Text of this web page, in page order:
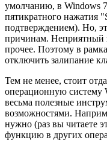
умолчанию, в Windows
пятикратного нажатия
подтверждением). Но,
причинам. Неприятный
прочее. Поэтому в
отключить залипание
Тем не менее, стоит
операционную систему
весьма полезные
возможностями.
нужно (раз вы читаете
функцию в других